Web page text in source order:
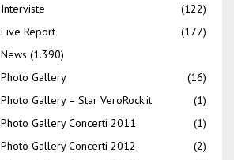
Interviste
(122)
Live Report
(177)
News (1.390)
Photo Gallery
(16)
Photo Gallery – Star VeroRock.it
(1)
Photo Gallery Concerti 2011
(1)
Photo Gallery Concerti 2012
(2)